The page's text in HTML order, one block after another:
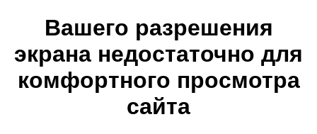
Вашего разрешения
экрана недостаточно для
комфортного просмотра
сайта